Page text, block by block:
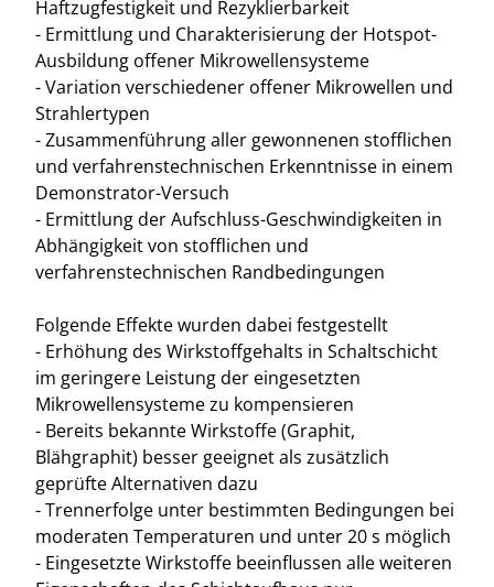
Haftzugfestigkeit und Rezyklierbarkeit
- Ermittlung und Charakterisierung der Hotspot-
Ausbildung offener Mikrowellensysteme
- Variation verschiedener offener Mikrowellen und
Strahlertypen
- Zusammenführung aller gewonnenen stofflichen
und verfahrenstechnischen Erkenntnisse in einem
Demonstrator-Versuch
- Ermittlung der Aufschluss-Geschwindigkeiten in
Abhängigkeit von stofflichen und
verfahrenstechnischen Randbedingungen
Folgende Effekte wurden dabei festgestellt
- Erhöhung des Wirkstoffgehalts in Schaltschicht
im geringere Leistung der eingesetzten
Mikrowellensysteme zu kompensieren
- Bereits bekannte Wirkstoffe (Graphit,
Blähgraphit) besser geeignet als zusätzlich
geprüfte Alternativen dazu
- Trennerfolge unter bestimmten Bedingungen bei
moderaten Temperaturen und unter 20 s möglich
- Eingesetzte Wirkstoffe beeinflussen alle weiteren